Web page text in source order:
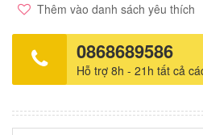
Thêm vào danh sách yêu thích
0868689586
Hỗ trợ 8h - 21h tất cả